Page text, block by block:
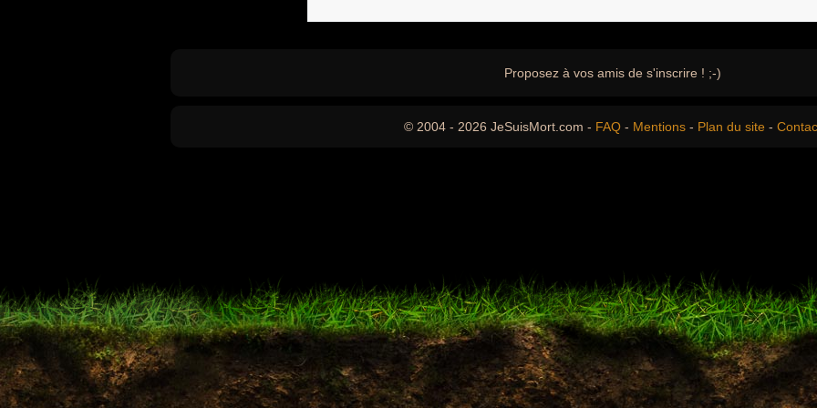
Proposez à vos amis de s'inscrire ! ;-)
© 2004 - 2026 JeSuisMort.com - FAQ - Mentions - Plan du site -